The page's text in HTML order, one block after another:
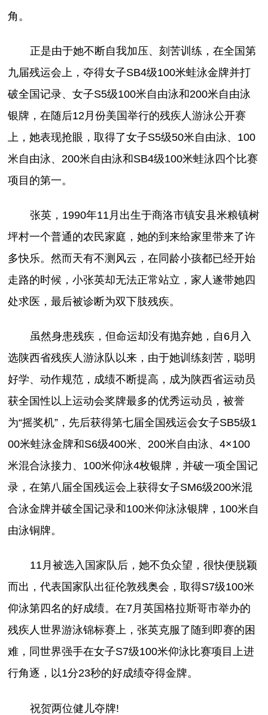
角。
正是由于她不断自我加压、刻苦训练，在全国第
九届残运会上，夺得女子SB4级100米蛙泳金牌并打
破全国记录、女子S5级100米自由泳和200米自由泳
银牌，在随后12月份美国举行的残疾人游泳公开赛
上，她表现抢眼，取得了女子S5级50米自由泳、100
米自由泳、200米自由泳和SB4级100米蛙泳四个比赛
项目的第一。
张英，1990年11月出生于商洛市镇安县米粮镇树
坪村一个普通的农民家庭，她的到来给家里带来了许
多快乐。然而天有不测风云，在同龄小孩都已经开始
走路的时候，小张英却无法正常站立，家人遂带她四
处求医，最后被诊断为双下肢残疾。
虽然身患残疾，但命运却没有抛弃她，自6月入
选陕西省残疾人游泳队以来，由于她训练刻苦，聪明
好学、动作规范，成绩不断提高，成为陕西省运动员
获全国性以上运动会奖牌最多的优秀运动员，被誉
为“摇奖机”，先后获得第七届全国残运会女子SB5级1
00米蛙泳金牌和S6级400米、200米自由泳、4×100
米混合泳接力、100米仰泳4枚银牌，并破一项全国记
录，在第八届全国残运会上获得女子SM6级200米混
合泳金牌并破全国记录和100米仰泳泳银牌，100米自
由泳铜牌。
11月被选入国家队后，她不负众望，很快便脱颖
而出，代表国家队出征伦敦残奥会，取得S7级100米
仰泳第四名的好成绩。在7月英国格拉斯哥市举办的
残疾人世界游泳锦标赛上，张英克服了随到即赛的困
难，同世界强手在女子S7级100米仰泳比赛项目上进
行角逐，以1分23秒的好成绩夺得金牌。
祝贺两位健儿夺牌!